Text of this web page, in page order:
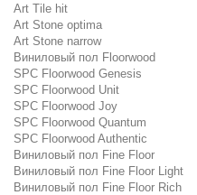
Art Tile hit
Art Stone optima
Art Stone narrow
Виниловый пол Floorwood
SPC Floorwood Genesis
SPC Floorwood Unit
SPC Floorwood Joy
SPC Floorwood Quantum
SPC Floorwood Authentic
Виниловый пол Fine Floor
Виниловый пол Fine Floor Light
Виниловый пол Fine Floor Rich